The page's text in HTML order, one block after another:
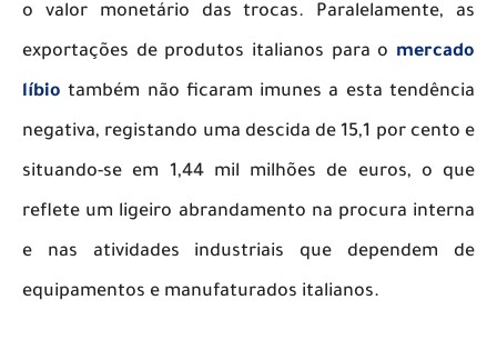
o valor monetário das trocas. Paralelamente, as
exportações de produtos italianos para o mercado
líbio também não ficaram imunes a esta tendência
negativa, registando uma descida de 15,1 por cento e
situando-se em 1,44 mil milhões de euros, o que
reflete um ligeiro abrandamento na procura interna
e nas atividades industriais que dependem de
equipamentos e manufaturados italianos.